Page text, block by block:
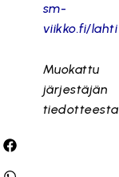
sm-
viikko.fi/lahti
Muokattu
järjestäjän
tiedotteesta